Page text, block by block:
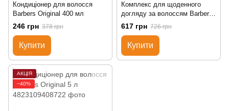
Кондиціонер для волосся
Barbers Original 400 мл
246 грн 378 грн
Купити
Комплекс для щоденного
догляду за волоссям Barbers
Original
617 грн 726 грн
Купити
АКЦІЯ
−40%